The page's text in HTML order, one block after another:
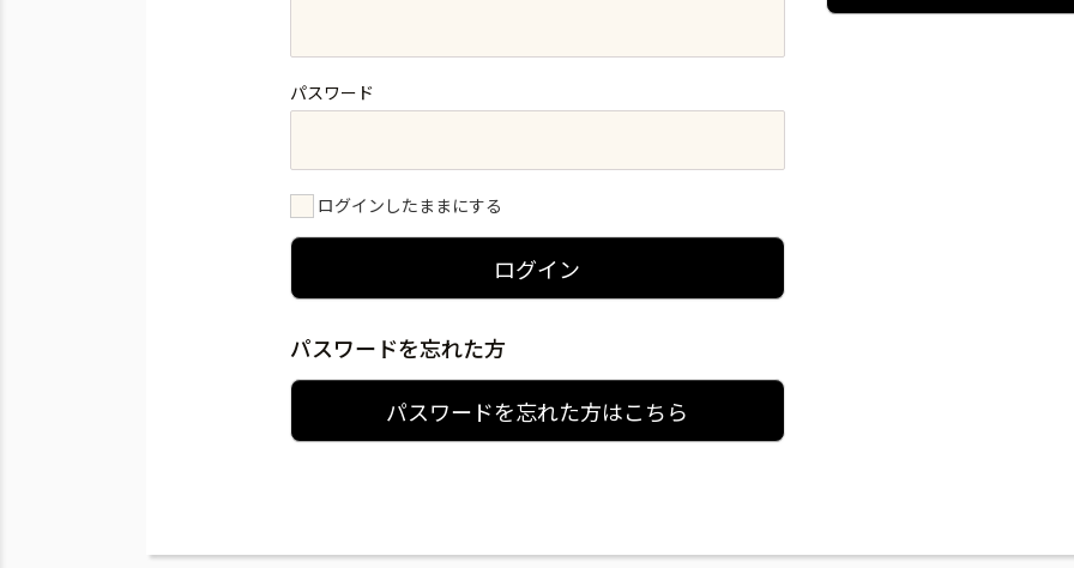
パスワード
ログインしたままにする
ログイン
パスワードを忘れた方
パスワードを忘れた方はこちら